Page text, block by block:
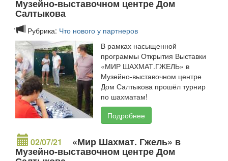
Музейно-выставочном центре Дом
Салтыкова
Рубрика: Что нового у партнеров
В рамках насыщенной
программы Открытия Выставки
«МИР ШАХМАТ.ГЖЕЛЬ» в
Музейно-выставочном центре
Дом Салтыкова прошёл турнир
по шахматам!
Подробнее
02/07/21 «Мир Шахмат. Гжель» в
Музейно-выставочном центре Дом